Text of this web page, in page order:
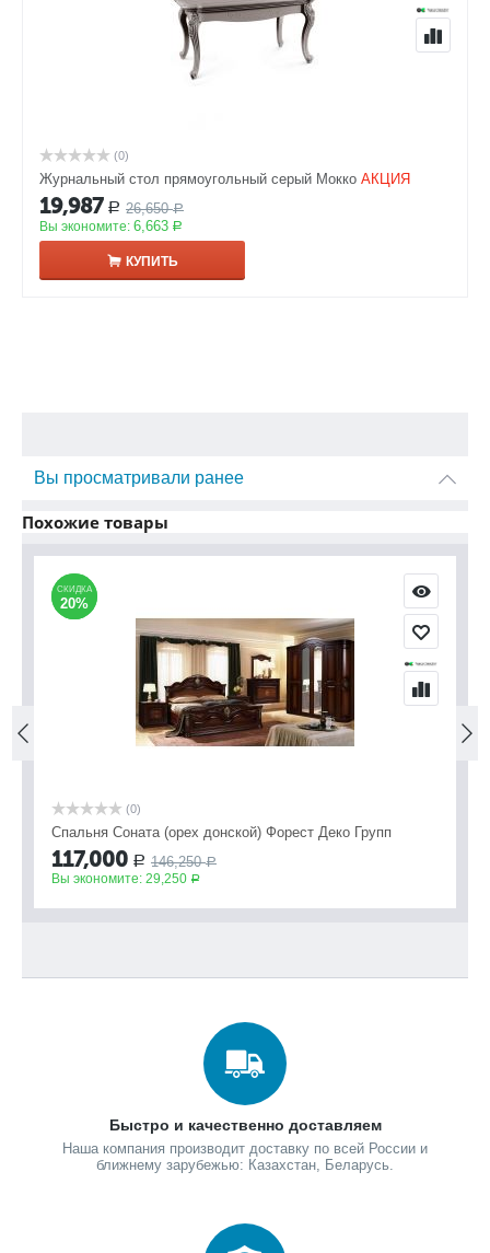
(0)
Журнальный стол прямоугольный серый Мокко АКЦИЯ
19,987 Р 26,650 Р
Вы экономите: 6,663 Р
КУПИТЬ
Вы просматривали ранее
Похожие товары
СКИДКА
20%
СКИДКА
20%
(0)
Спальня Соната (орех донской) Форест Деко Групп
117,000 Р 146,250 Р
Вы экономите: 29,250 Р
Быстро и качественно доставляем
Наша компания производит доставку по всей России и
ближнему зарубежью: Казахстан, Беларусь.